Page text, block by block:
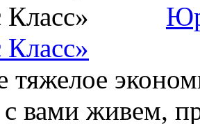
Класс»
тяжелое
с вами живем,